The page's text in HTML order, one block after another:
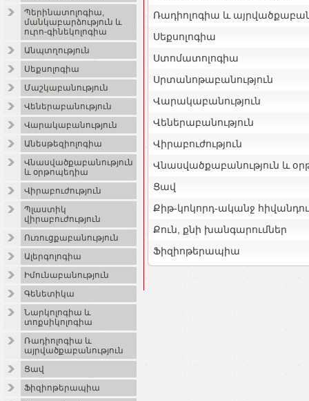
Պերինատոլոգիա,
մանկաբարձություն և
ուրո-գինեկոլոգիա
Անպտղություն
Սեքսոլոգիա
Մաշկաբանություն
Վեներաբանություն
Վարակաբանություն
Անեսթեզիոլոգիա
Վնասվածքաբանություն
և օրթոպեդիա
Վիրաբուժություն
Պլաստիկ
վիրաբուժություն
Ուռուցքաբանություն
Ալերգոլոգիա
Իմունաբանություն
Գենետիկա
Նարկոլոգիա և
տոքսիկոլոգիա
Ռադիոլոգիա և
այրվածքաբանություն
Ցավ
Ֆիզիոթերապիա
Ռադիոլոգիա և
Սեքսոլոգիա
Ստոմատոլոգիա
Սրտանոթաբանություն
Վարակաբանություն
Վեներաբանություն
Վիրաբուժություն
Վնասվածքաբանություն և
Ցավ
Քիթ-կոկորդ-ականջ
Քուն, քնի խանգարումներ
Ֆիզիոթերապիա